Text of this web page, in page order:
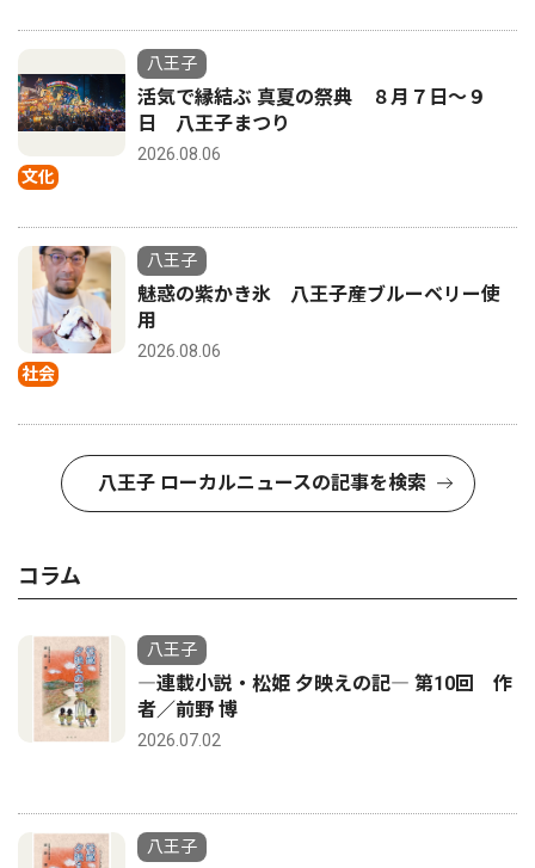
文化
八王子
活気で縁結ぶ 真夏の祭典 ８月７日〜９
日 八王子まつり
2026.08.06
社会
八王子
魅惑の紫かき氷 八王子産ブルーベリー使
用
2026.08.06
八王子 ローカルニュースの記事を検索
コラム
八王子
―連載小説・松姫 夕映えの記― 第10回 作
者／前野 博
2026.07.02
八王子